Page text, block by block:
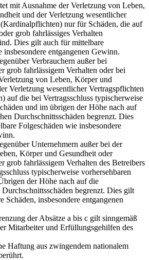
mit Ausnahme der Verletzung von Leben,
und der Verletzung wesentlicher
nur für Schäden, die auf
grob fahrlässiges Verhalten
Dies gilt auch für mittelbare
insbesondere entgangenen Gewinn.
Verbrauchern außer bei
grob fahrlässigem Verhalten oder bei
von Leben, Körper und
Verletzung wesentlicher Vertragspflichten
auf die bei Vertragsschluss typischerweise
und im übrigen der Höhe nach auf
Durchschnittsschäden begrenzt. Dies
Folgeschäden wie insbesondere
Unternehmern außer bei der
Körper und Gesundheit oder
grob fahrlässigem Verhalten des Betreibers
typischerweise vorhersehbaren
der Höhe nach auf die
begrenzt. Dies gilt
Schäden, insbesondere entgangenen
der Absätze a bis c gilt sinngemäß
Mitarbeiter und Erfüllungsgehilfen des
Haftung aus zwingendem nationalem